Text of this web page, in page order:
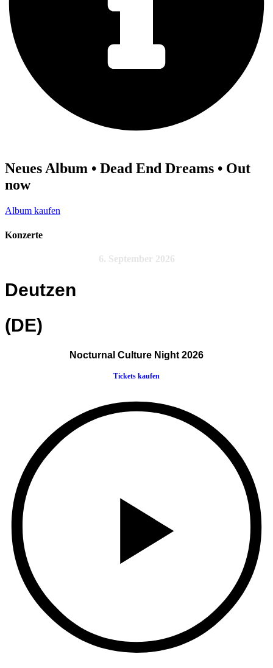
Neues Album • Dead End Dreams • Out
now
Album kaufen
Konzerte
6. September 2026
Deutzen
(DE)
Nocturnal Culture Night 2026
Tickets kaufen